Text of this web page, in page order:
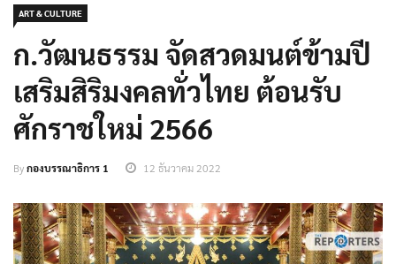
ART & CULTURE
ก.วัฒนธรรม จัดสวดมนต์ข้ามปี
เสริมสิริมงคลทั่วไทย ต้อนรับ
ศักราชใหม่ 2566
Byกองบรรณาธิการ 1 12 ธันวาคม 2022